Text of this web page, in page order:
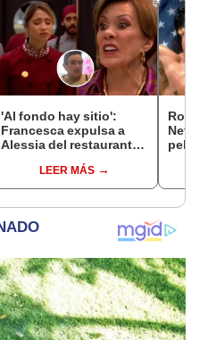
'Al fondo hay sitio':
Francesca expulsa a
Alessia del restaurante
burlarse de ella
LEER MÁS